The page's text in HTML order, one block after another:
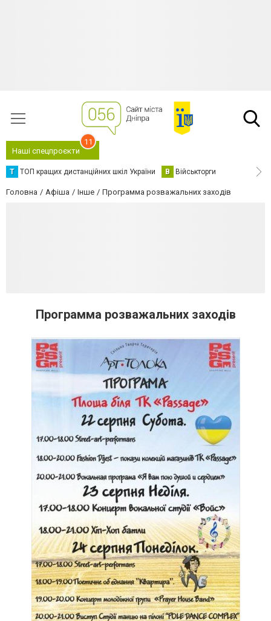
Наші спецпроєкти
11
Т ТОП кращих дистанційних шкіл України В Військторги
Головна Афіша Інше Программа розважальних заходів
Программа розважальних заходів